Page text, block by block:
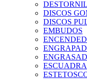
DISCOS
DISCOS
EMBUDOS